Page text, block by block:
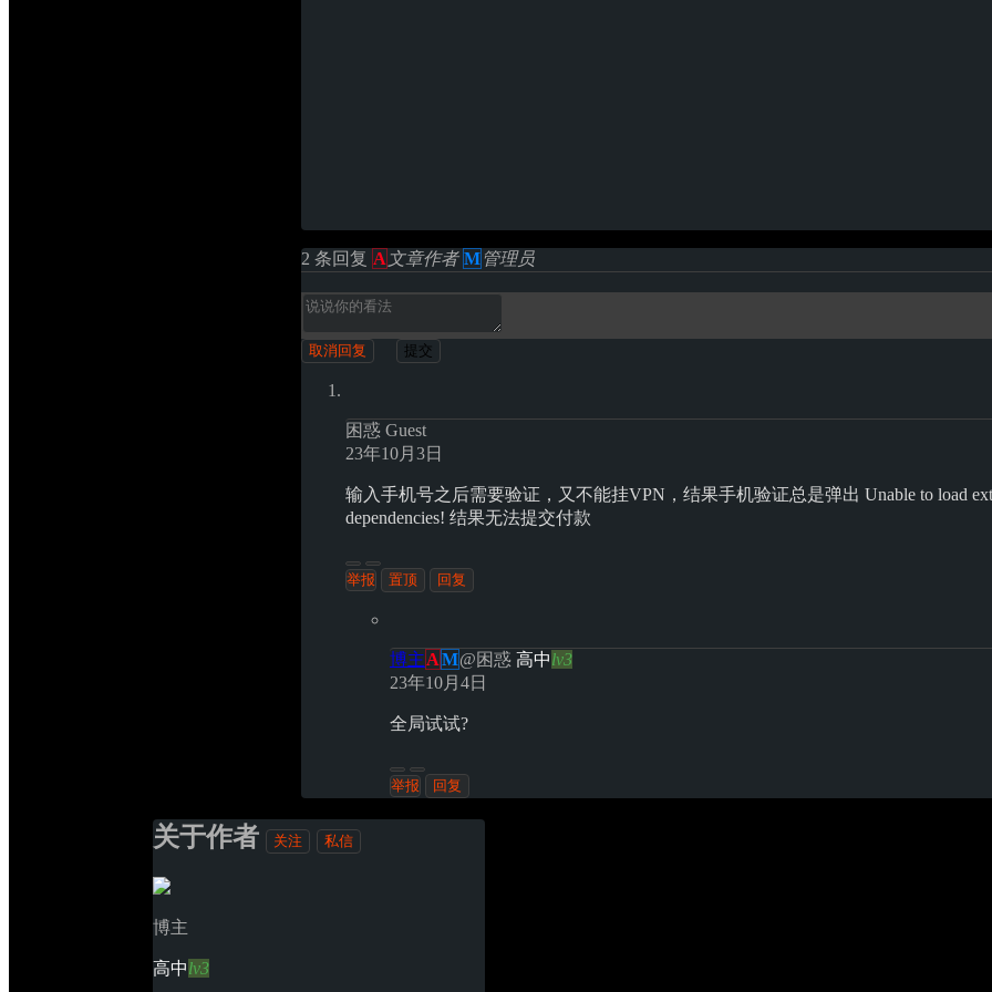
2 条回复 A 文章作者 M 管理员
取消回复 提交
困惑 Guest
23年10月3日
输入手机号之后需要验证，又不能挂VPN，结果手机验证总是弹出 Unable to load
dependencies! 结果无法提交付款
举报 置顶 回复
博主AM@困惑 高中lv3
23年10月4日
全局试试?
举报 回复
关于作者 关注 私信
博主
高中lv3